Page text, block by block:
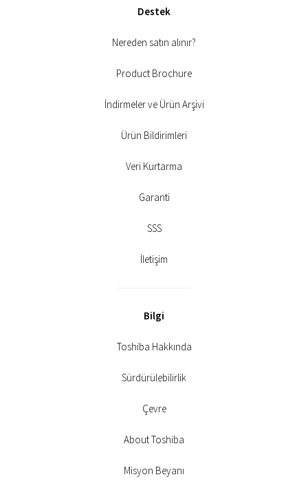
Destek
Nereden satın alınır?
Product Brochure
İndirmeler ve Ürün Arşivi
Ürün Bildirimleri
Veri Kurtarma
Garanti
SSS
İletişim
Bilgi
Toshiba Hakkında
Sürdürülebilirlik
Çevre
About Toshiba
Misyon Beyanı